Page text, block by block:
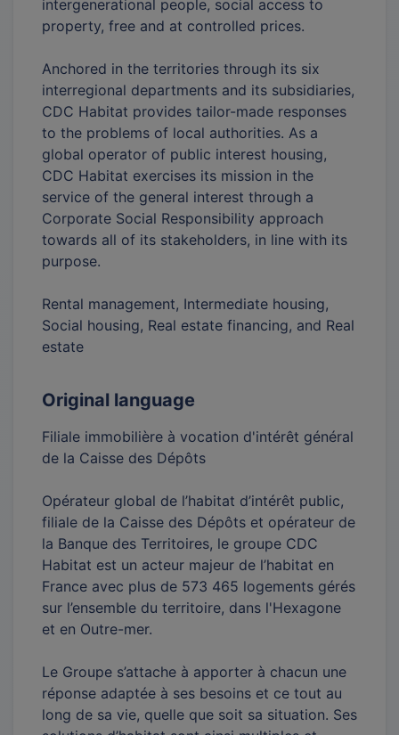
intergenerational people, social access to
property, free and at controlled prices.
Anchored in the territories through its six
interregional departments and its subsidiaries,
CDC Habitat provides tailor-made responses
to the problems of local authorities. As a
global operator of public interest housing,
CDC Habitat exercises its mission in the
service of the general interest through a
Corporate Social Responsibility approach
towards all of its stakeholders, in line with its
purpose.
Rental management, Intermediate housing,
Social housing, Real estate financing, and Real
estate
Original language
Filiale immobilière à vocation d'intérêt général
de la Caisse des Dépôts
Opérateur global de l’habitat d’intérêt public,
filiale de la Caisse des Dépôts et opérateur de
la Banque des Territoires, le groupe CDC
Habitat est un acteur majeur de l’habitat en
France avec plus de 573 465 logements gérés
sur l’ensemble du territoire, dans l'Hexagone
et en Outre-mer.
Le Groupe s’attache à apporter à chacun une
réponse adaptée à ses besoins et ce tout au
long de sa vie, quelle que soit sa situation. Ses